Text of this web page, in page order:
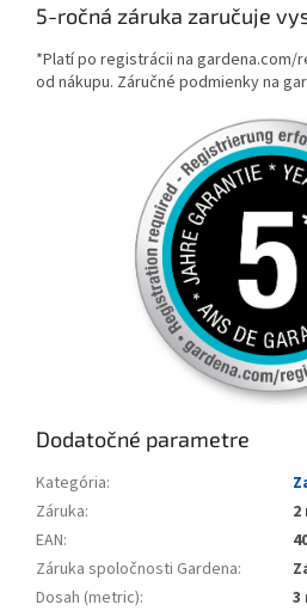
5-ročná záruka zaručuje
*Platí po registrácii na
od nákupu. Záručné podmienky na
Dodatočné parametre
Kategória:
Záruka:
EAN:
Záruka spoločnosti Gardena:
Dosah (metric):
3